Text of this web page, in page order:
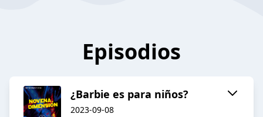
Episodios
¿Barbie es para niños?
2023-09-08